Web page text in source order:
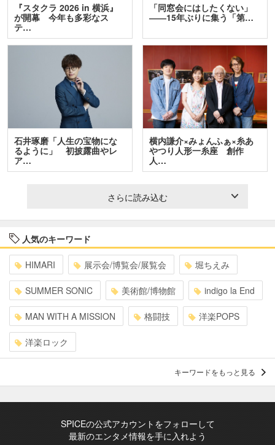
『スタクラ 2026 in 横浜』
が開幕 今年も多彩なス
テ…
「同窓会にはしたくない」
――15年ぶりに集う「第…
石井琢磨「人生の宝物にな
るように」 初披露曲やレ
ア…
横内謙介×みょんふぁ×糸あ
やつり人形一糸座 創作
人…
さらに読み込む
人気のキーワード
HIMARI 展示会/博覧会/展覧会 堀ちえみ
SUMMER SONIC 美術館/博物館 indigo la End
MAN WITH A MISSION 格闘技 洋楽POPS
洋楽ロック
キーワードをもっと見る
SPICEの公式アカウントをフォローして
最新のエンタメ情報を手に入れよう